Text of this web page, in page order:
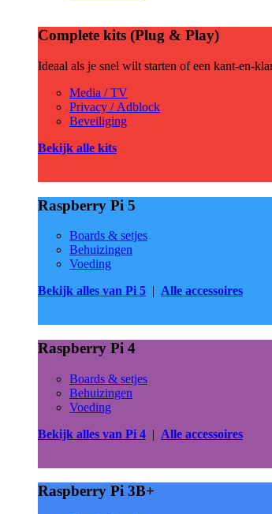
Complete kits (Plug & Play)
Ideaal als je snel wilt starten of een kant-en-
Media / TV
Privacy / Adblock
Beveiliging
Bekijk alle kits
Raspberry Pi 5
Boards & setjes
Behuizingen
Voeding
Bekijk alles van Pi 5 | Alle accessoires
Raspberry Pi 4
Boards & setjes
Behuizingen
Voeding
Bekijk alles van Pi 4 | Alle accessoires
Raspberry Pi 3B+